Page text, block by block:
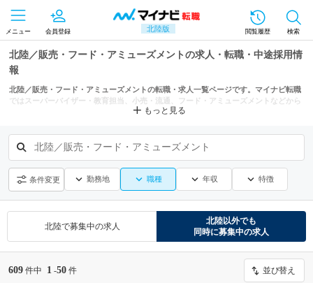
北陸版
メニュー 会員登録 閲覧履歴 検索
北陸／販売・フード・アミューズメントの求人・転職・中途採用情
報
北陸／販売・フード・アミューズメントの転職・求人一覧ページです。マイナビ転職
ではスーパーバイザー・教育担当、小売・流通、フード・アミューズメントなどから
もあなたにぴったりの求人を探せます。もっと見る
北陸／販売・フード・アミューズメント
条件変更 勤務地 職種 年収 特徴
北陸で募集中の求人
北陸以外でも
同時に募集中の求人
609 件中 1 -50 件 並び替え